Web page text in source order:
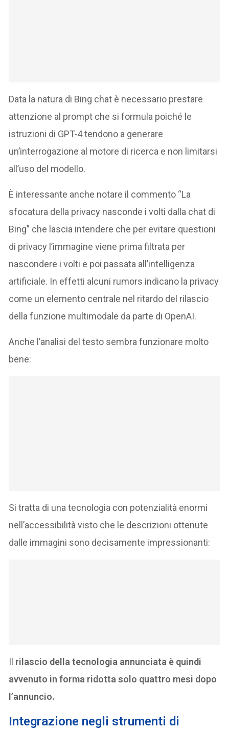
Data la natura di Bing chat è necessario prestare
attenzione al prompt che si formula poiché le
istruzioni di GPT-4 tendono a generare
un’interrogazione al motore di ricerca e non limitarsi
all’uso del modello.
È interessante anche notare il commento “La
sfocatura della privacy nasconde i volti dalla chat di
Bing” che lascia intendere che per evitare questioni
di privacy l’immagine viene prima filtrata per
nascondere i volti e poi passata all’intelligenza
artificiale. In effetti alcuni rumors indicano la privacy
come un elemento centrale nel ritardo del rilascio
della funzione multimodale da parte di OpenAI.
Anche l’analisi del testo sembra funzionare molto
bene:
Si tratta di una tecnologia con potenzialità enormi
nell’accessibilità visto che le descrizioni ottenute
dalle immagini sono decisamente impressionanti:
Il rilascio della tecnologia annunciata è quindi
avvenuto in forma ridotta solo quattro mesi dopo
l’annuncio.
Integrazione negli strumenti di